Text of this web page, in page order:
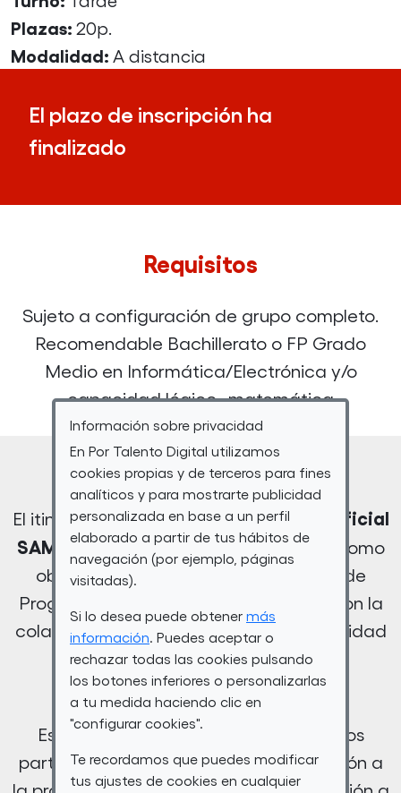
Información sobre privacidad
En Por Talento Digital utilizamos
cookies propias y de terceros para fines
analíticos y para mostrarte publicidad
personalizada en base a un perfil
elaborado a partir de tus hábitos de
navegación (por ejemplo, páginas
visitadas).
Si lo desea puede obtener más
información . Puedes aceptar o
rechazar todas las cookies pulsando
los botones inferiores o personalizarlas
a tu medida haciendo clic en
"configurar cookies".
Te recordamos que puedes modificar
tus ajustes de cookies en cualquier
Plazas: 20p.
Modalidad: A distancia
El plazo de inscripción ha
finalizado
Requisitos
Sujeto a configuración de grupo completo.
Recomendable Bachillerato o FP Grado
Medio en Informática/Electrónica y/o
capacidad lógico- matemática
Descripción
El itinerario formativo"Inteligencia Artificial
SAMSUNG Innovation Campus"tiene como
objetivo proporcionar conocimientos de
Programación e Inteligencia Artificial con la
colaboración de SAMSUNG y la Universidad
de Málaga (UMA).
Este itinerario está estructurado en dos
partes, una primera parte de Introducción a